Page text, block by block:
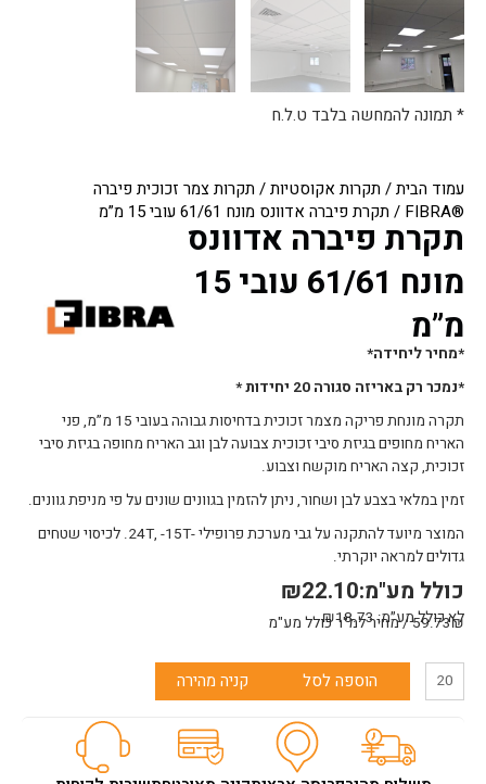
עמוד הבית/ תקרות אקוסטיות/ תקרות צמר זכוכית פיברה
®FIBRA
/ תקרת פיברה אדוונס מונח 61/61 עובי 15 מ”מ
תקרת פיברה אדוונס
מונח 61/61 עובי 15
מ”מ
*מחיר ליחידה*
*נמכר רק באריזה סגורה 20 יחידות *
תקרה מונחת פריקה מצמר זכוכית בדחיסות גבוהה בעובי 15 מ”מ, פני
האריח מחופים בגיזת סיבי זכוכית צבועה לבן וגב האריח מחופה בגיזת סיבי
זכוכית, קצה האריח מוקשח וצבוע.
זמין במלאי בצבע לבן ושחור, ניתן להזמין בגוונים שונים על פי מניפת גוונים.
המוצר מיועד להתקנה על גבי מערכת פרופילי -24T, -15T. לכיסוי שטחים
גדולים למראה יוקרתי.
₪22.10כולל מע"מ:
לא כולל מע״מ: ₪18.73
59.73₪ / מחיר למ"ר כולל מע"מ
כמות
של
הוספה לסל קניה מהירה
* תמונה להמחשה בלבד ט.ל.ח